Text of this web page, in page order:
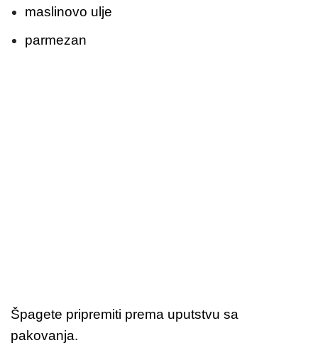
maslinovo ulje
parmezan
Špagete pripremiti prema uputstvu sa
pakovanja.